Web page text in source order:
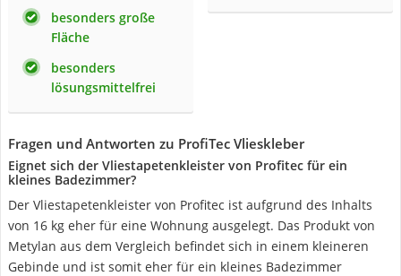
besonders große
Fläche
besonders
lösungsmittelfrei
Fragen und Antworten zu ProfiTec Vlieskleber
Eignet sich der Vliestapetenkleister von Profitec für ein
kleines Badezimmer?
Der Vliestapetenkleister von Profitec ist aufgrund des Inhalts
von 16 kg eher für eine Wohnung ausgelegt. Das Produkt von
Metylan aus dem Vergleich befindet sich in einem kleineren
Gebinde und ist somit eher für ein kleines Badezimmer